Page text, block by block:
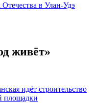
в Улан-Удэ
живёт»
идёт строительство
площадки